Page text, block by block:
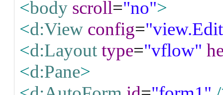
<body scroll="no">
<d:View config=
<d:Layout type="vflow"
<d:Pane>